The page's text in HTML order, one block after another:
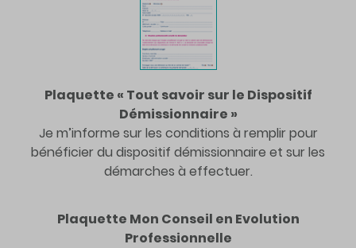
Plaquette « Tout savoir sur le Dispositif
Démissionnaire »
Je m’informe sur les conditions à remplir pour
bénéficier du dispositif démissionnaire et sur les
démarches à effectuer.
Plaquette Mon Conseil en Evolution
Professionnelle